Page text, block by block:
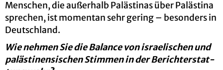
Men­schen, die au­ßer­halb Pa­läs­ti­nas über Pa­läs­ti­na
spre­chen, ist mo­men­tan sehr ge­ring – be­son­ders in
Deutsch­land.
Wie neh­men Sie die Ba­lan­ce von is­rae­li­schen und
pa­läs­ti­nen­si­schen Stim­men in der Be­richt­erstat­